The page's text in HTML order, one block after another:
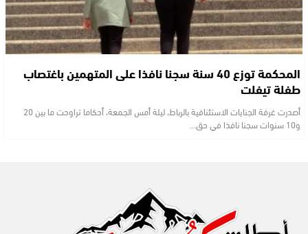
المحكمة توزع 40 سنة سجنا نافذا على المتهمين باغتصاب
طفلة تيفلت
أصدرت غرفة الجنایات الاستئنافیة بالرباط، لیلة أمس الجمعة، أحكاما تراوحت ما بین 20
و10 سنوات سجنا نافذا في حق…